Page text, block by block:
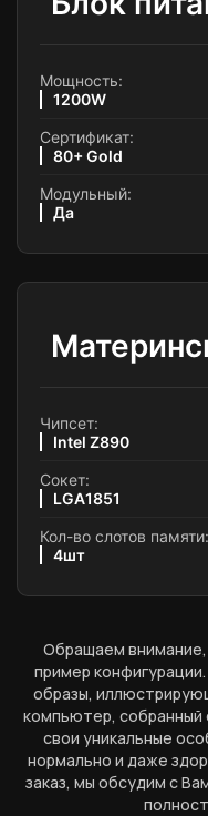
Мощность:
1200W
Сертификат:
80+ Gold
Модульный:
Да
Чипсет:
Intel Z890
Сокет:
LGA1851
Кол-во слотов памяти:
4шт
Обращаем
пример
образы,
компьютер,
свои уникальные
нормально и даже
заказ, мы обсудим с